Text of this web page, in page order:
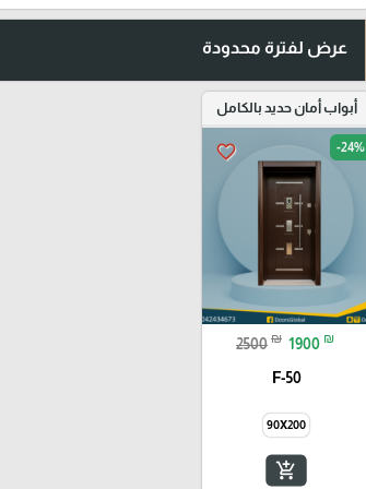
عرض لفترة محدودة
أبواب أمان حديد بالكامل
favorite_border -24%
2500 ₪ 1900 ₪
F-50
90X200
add_shopping_cart